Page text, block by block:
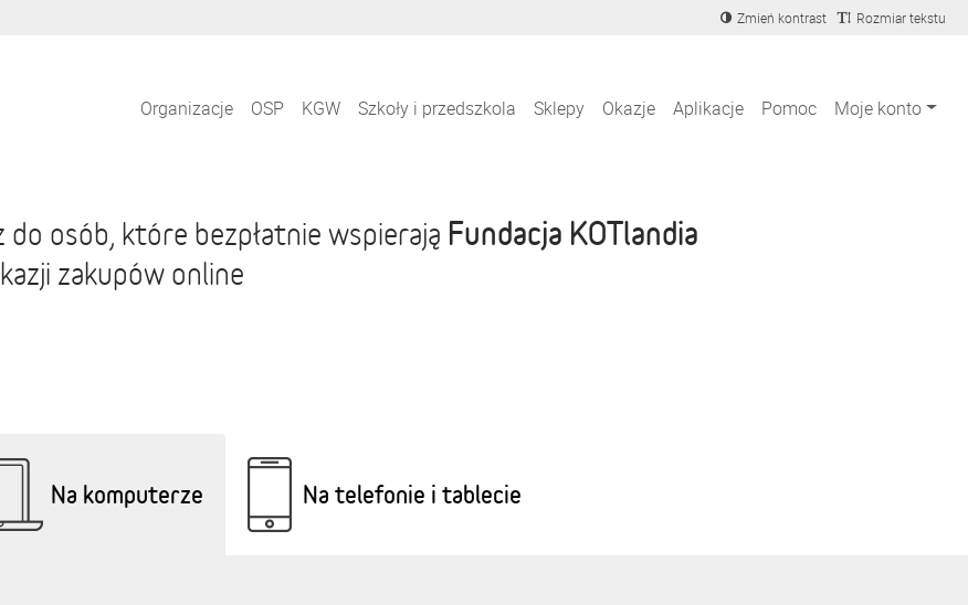
Zmień kontrast Rozmiar tekstu
Organizacje OSP KGW Szkoły i przedszkola Sklepy Okazje Aplikacje Pomoc Moje konto
do osób, które bezpłatnie wspierają Fundacja KOTlandia
zakupów online
Na komputerze Na telefonie i tablecie